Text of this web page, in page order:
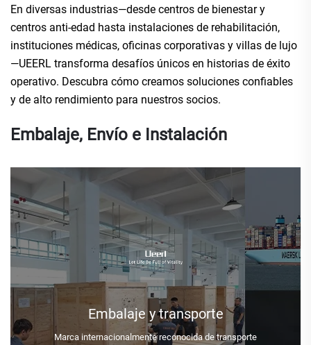
En diversas industrias—desde centros de bienestar y
centros anti-edad hasta instalaciones de rehabilitación,
instituciones médicas, oficinas corporativas y villas de lujo
—UEERL transforma desafíos únicos en historias de éxito
operativo. Descubra cómo creamos soluciones confiables
y de alto rendimiento para nuestros socios.
Embalaje, Envío e Instalación
Embalaje y transporte
Marca internacionalmente reconocida de transporte